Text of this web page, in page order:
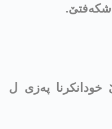
شکەفتێ.
خودانکرنا پەزی ل